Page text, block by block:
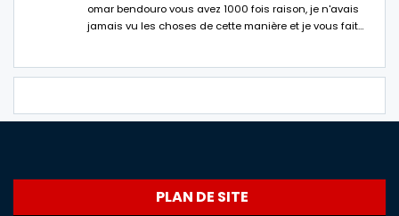
omar bendouro vous avez 1000 fois raison, je n'avais
jamais vu les choses de cette manière et je vous fait…
PLAN DE SITE